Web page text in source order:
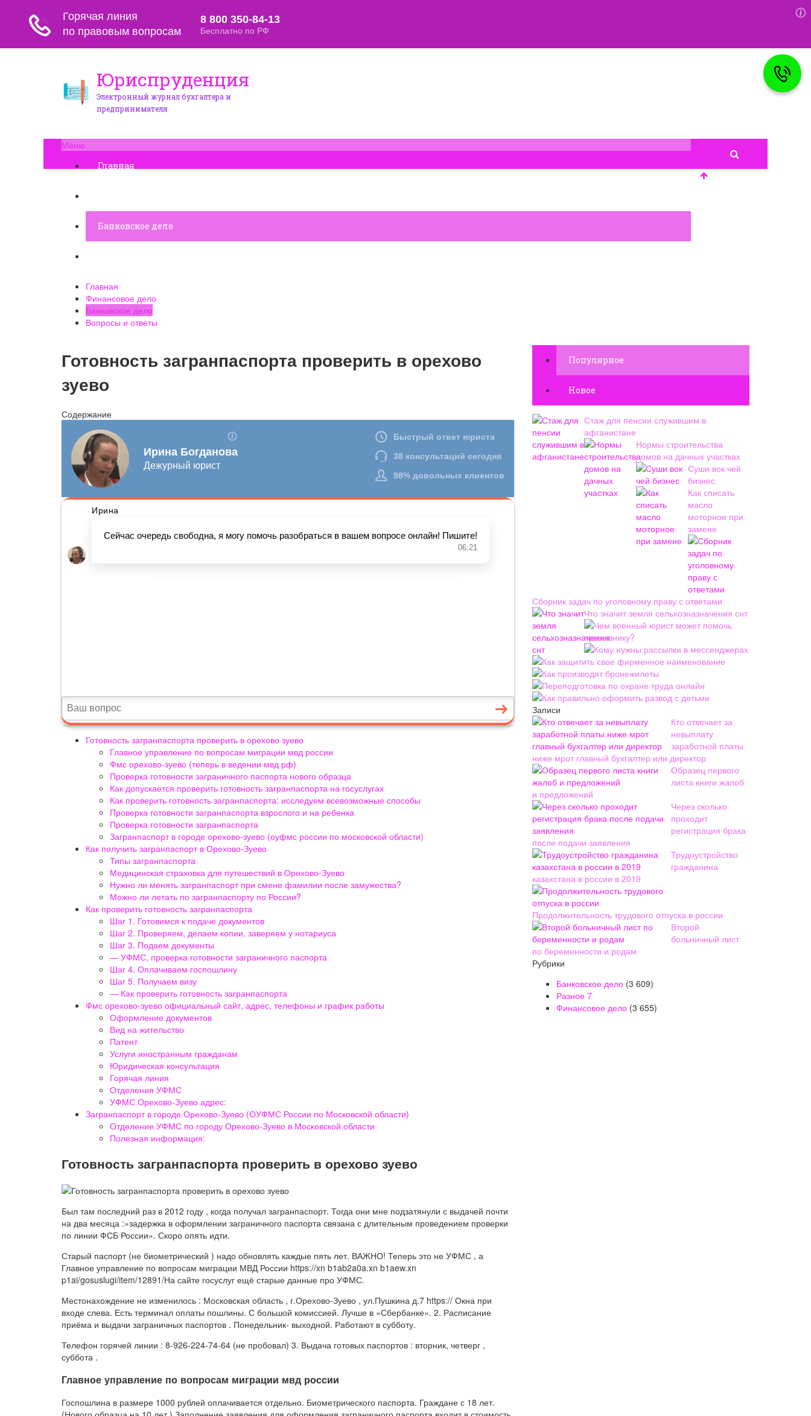
Юриспруденция
Электронный журнал бухгалтера и
предпринимателя
Меню
Главная
Банковское дело
Главная
Финансовое дело
Банковское дело
Вопросы и ответы
Готовность загранпаспорта проверить в орехово
зуево
Содержание
Готовность загранпаспорта проверить в орехово зуево
Главное управление по вопросам миграции мвд россии
Фмс орехово-зуево (теперь в ведении мвд рф)
Проверка готовности заграничного паспорта нового образца
Как допускается проверить готовность загранпаспорта на госуслугах
Как проверить готовность загранпаспорта: исследуем всевозможные способы
Проверка готовности загранпаспорта взрослого и на ребенка
Проверка готовности загранпаспорта
Загранпаспорт в городе орехово-зуево (оуфмс россии по московской области)
Как получить загранпаспорт в Орехово-Зуево
Типы загранпаспорта
Медицинская страховка для путешествий в Орехово-Зуево
Нужно ли менять загранпаспорт при смене фамилии после замужества?
Можно ли летать по загранпаспорту по России?
Как проверить готовность загранпаспорта
Шаг 1. Готовимся к подаче документов
Шаг 2. Проверяем, делаем копии, заверяем у нотариуса
Шаг 3. Подаем документы
— УФМС, проверка готовности заграничного паспорта
Шаг 4. Оплачиваем госпошлину
Шаг 5. Получаем визу
— Как проверить готовность загранпаспорта
Фмс орехово-зуево официальный сайт, адрес, телефоны и график работы
Оформление документов
Вид на жительство
Патент
Услуги иностранным гражданам
Юридическая консультация
Горячая линия
Отделения УФМС
УФМС Орехово-Зуево адрес:
Загранпаспорт в городе Орехово-Зуево (ОУФМС России по Московской области)
Отделение УФМС по городу Орехово-Зуево в Московской области
Полезная информация:
Готовность загранпаспорта проверить в орехово зуево
Был там последний раз в 2012 году , когда получал загранпаспорт. Тогда они мне подзатянули с выдачей почти
на два месяца :»задержка в оформлении заграничного паспорта связана с длительным проведением проверки
по линии ФСБ России». Скоро опять идти.
Старый паспорт (не биометрический ) надо обновлять каждые пять лет. ВАЖНО! Теперь это не УФМС , а
Главное управление по вопросам миграции МВД России https://xn b1ab2a0a.xn b1aew.xn
p1ai/gosuslugi/item/12891/На сайте госуслуг ещё старые данные про УФМС.
Местонахождение не изменилось : Московская область , г.Орехово-Зуево , ул.Пушкина д.7 https:// Окна при
входе слева. Есть терминал оплаты пошлины. С большой комиссией. Лучше в «Сбербанке». 2. Расписание
приёма и выдачи заграничных паспортов . Понедельник- выходной. Работают в субботу.
Телефон горячей линии : 8-926-224-74-64 (не пробовал) 3. Выдача готовых паспортов : вторник, четверг ,
суббота .
Главное управление по вопросам миграции мвд россии
Госпошлина в размере 1000 рублей оплачивается отдельно. Биометрического паспорта. Граждане с 18 лет.
Популярное
Новое
Стаж для пенсии служившим в
афганистане
Нормы строительства
домов на дачных участках
Суши вок чей
бизнес
Как списать
масло
моторное при
замене
Сборник задач по уголовному праву с ответами
Что значит земля сельхозназначения снт
Чем военный юрист может помочь
призывнику?
Кому нужны рассылки в мессенджерах
Как защитить свое фирменное наименование
Как производят бронежилеты
Переподготовка по охране труда онлайн
Как правильно оформить развод с детьми
Записи
Кто отвечает за
невыплату
заработной платы
ниже мрот главный бухгалтер или директор
Образец первого
листа книги жалоб
и предложений
Через сколько
проходит
регистрация брака
после подачи заявления
Трудоустройство
гражданина
казахстана в россии в 2019
Продолжительность трудового отпуска в россии
Второй
больничный лист
по беременности и родам
Рубрики
Банковское дело (3 609)
Разное 7
Финансовое дело (3 655)